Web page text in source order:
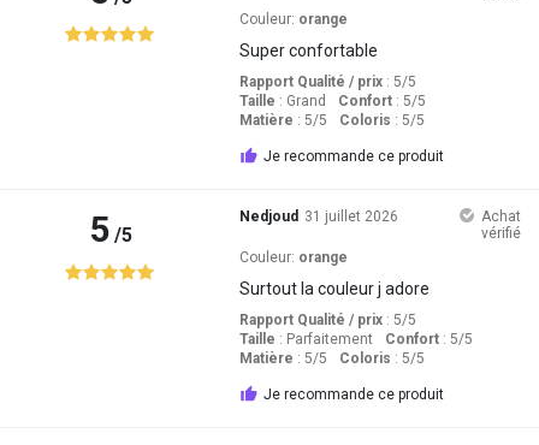
Couleur: orange
Super confortable
Rapport Qualité / prix: 5/5
Taille : Grand Confort: 5/5
Matière : 5/5 Coloris : 5/5
Je recommande ce produit
5/5
Nedjoud 31 juillet 2026
Achat
vérifié
Couleur: orange
Surtout la couleur j adore
Rapport Qualité / prix: 5/5
Taille : Parfaitement Confort: 5/5
Matière : 5/5 Coloris : 5/5
Je recommande ce produit